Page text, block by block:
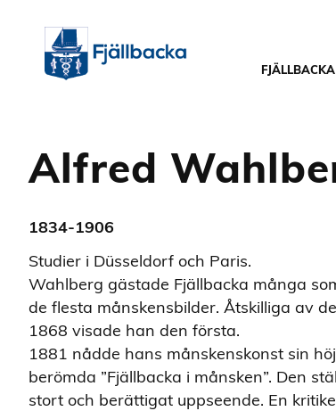
Alfred
1834-1906
Studier i Düsseldorf och Paris.
Wahlberg gästade Fjällbacka många
de flesta månskensbilder. Åtskilliga av
1868 visade han den första.
1881 nådde hans månskenskonst sin
berömda ”Fjällbacka i månsken”. Den
stort och berättigat uppseende. En